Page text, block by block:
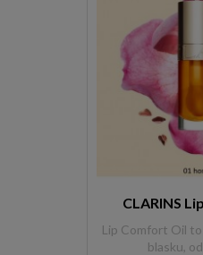
CLARINS
Lip Comfort Oil to
blasku,